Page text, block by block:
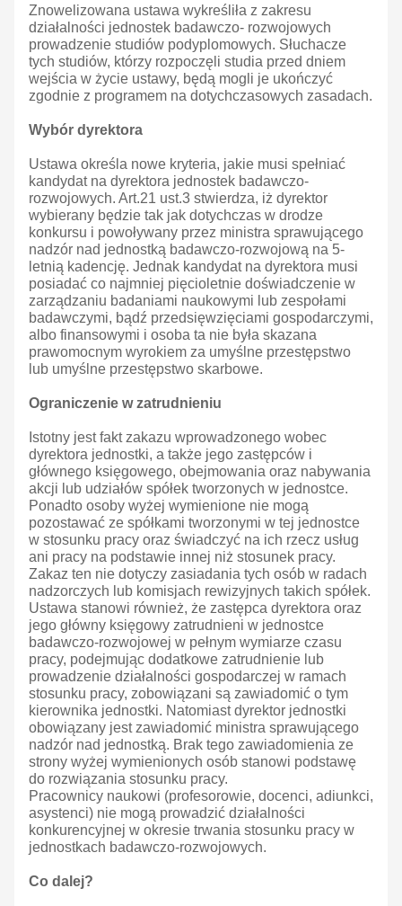
Znowelizowana ustawa wykreśliła z zakresu
działalności jednostek badawczo- rozwojowych
prowadzenie studiów podyplomowych. Słuchacze
tych studiów, którzy rozpoczęli studia przed dniem
wejścia w życie ustawy, będą mogli je ukończyć
zgodnie z programem na dotychczasowych zasadach.
Wybór dyrektora
Ustawa określa nowe kryteria, jakie musi spełniać
kandydat na dyrektora jednostek badawczo-
rozwojowych. Art.21 ust.3 stwierdza, iż dyrektor
wybierany będzie tak jak dotychczas w drodze
konkursu i powoływany przez ministra sprawującego
nadzór nad jednostką badawczo-rozwojową na 5-
letnią kadencję. Jednak kandydat na dyrektora musi
posiadać co najmniej pięcioletnie doświadczenie w
zarządzaniu badaniami naukowymi lub zespołami
badawczymi, bądź przedsięwzięciami gospodarczymi,
albo finansowymi i osoba ta nie była skazana
prawomocnym wyrokiem za umyślne przestępstwo
lub umyślne przestępstwo skarbowe.
Ograniczenie w zatrudnieniu
Istotny jest fakt zakazu wprowadzonego wobec
dyrektora jednostki, a także jego zastępców i
głównego księgowego, obejmowania oraz nabywania
akcji lub udziałów spółek tworzonych w jednostce.
Ponadto osoby wyżej wymienione nie mogą
pozostawać ze spółkami tworzonymi w tej jednostce
w stosunku pracy oraz świadczyć na ich rzecz usług
ani pracy na podstawie innej niż stosunek pracy.
Zakaz ten nie dotyczy zasiadania tych osób w radach
nadzorczych lub komisjach rewizyjnych takich spółek.
Ustawa stanowi również, że zastępca dyrektora oraz
jego główny księgowy zatrudnieni w jednostce
badawczo-rozwojowej w pełnym wymiarze czasu
pracy, podejmując dodatkowe zatrudnienie lub
prowadzenie działalności gospodarczej w ramach
stosunku pracy, zobowiązani są zawiadomić o tym
kierownika jednostki. Natomiast dyrektor jednostki
obowiązany jest zawiadomić ministra sprawującego
nadzór nad jednostką. Brak tego zawiadomienia ze
strony wyżej wymienionych osób stanowi podstawę
do rozwiązania stosunku pracy.
Pracownicy naukowi (profesorowie, docenci, adiunkci,
asystenci) nie mogą prowadzić działalności
konkurencyjnej w okresie trwania stosunku pracy w
jednostkach badawczo-rozwojowych.
Co dalej?